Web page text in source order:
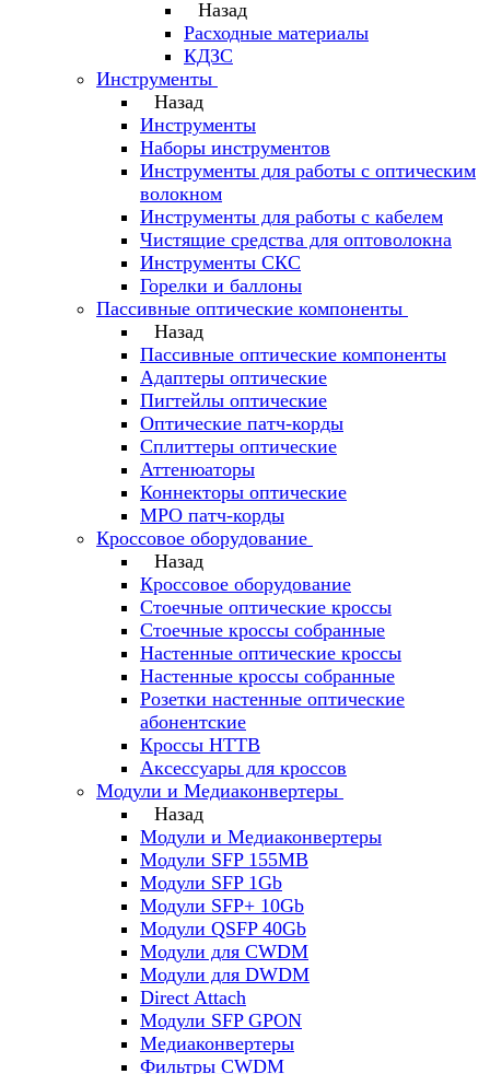
Назад
Расходные материалы
КДЗС
Инструменты
Назад
Инструменты
Наборы инструментов
Инструменты для работы с оптическим
волокном
Инструменты для работы с кабелем
Чистящие средства для оптоволокна
Инструменты СКС
Горелки и баллоны
Пассивные оптические компоненты
Назад
Пассивные оптические компоненты
Адаптеры оптические
Пигтейлы оптические
Оптические патч-корды
Сплиттеры оптические
Аттенюаторы
Коннекторы оптические
MPO патч-корды
Кроссовое оборудование
Назад
Кроссовое оборудование
Стоечные оптические кроссы
Стоечные кроссы собранные
Настенные оптические кроссы
Настенные кроссы собранные
Розетки настенные оптические
абонентские
Кроссы HTTB
Аксессуары для кроссов
Модули и Медиаконвертеры
Назад
Модули и Медиаконвертеры
Модули SFP 155MB
Модули SFP 1Gb
Модули SFP+ 10Gb
Модули QSFP 40Gb
Модули для CWDM
Модули для DWDM
Direct Attach
Модули SFP GPON
Медиаконвертеры
Фильтры CWDM